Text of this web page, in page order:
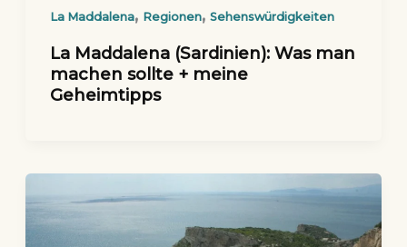
La Maddalena, Regionen,Sehenswürdigkeiten
La Maddalena (Sardinien): Was man
machen sollte + meine
Geheimtipps